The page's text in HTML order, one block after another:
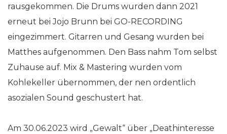
rausgekommen. Die Drums wurden dann 2021
erneut bei Jojo Brunn bei GO-RECORDING
eingezimmert. Gitarren und Gesang wurden bei
Matthes aufgenommen. Den Bass nahm Tom selbst
Zuhause auf. Mix & Mastering wurden vom
Kohlekeller übernommen, der nen ordentlich
asozialen Sound geschustert hat.
Am 30.06.2023 wird „Gewalt“ über „Deathinteresse